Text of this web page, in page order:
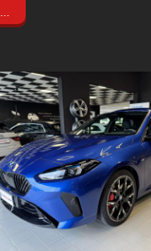
di sicurezza del tuo veicolo.
consulenti e tecnici